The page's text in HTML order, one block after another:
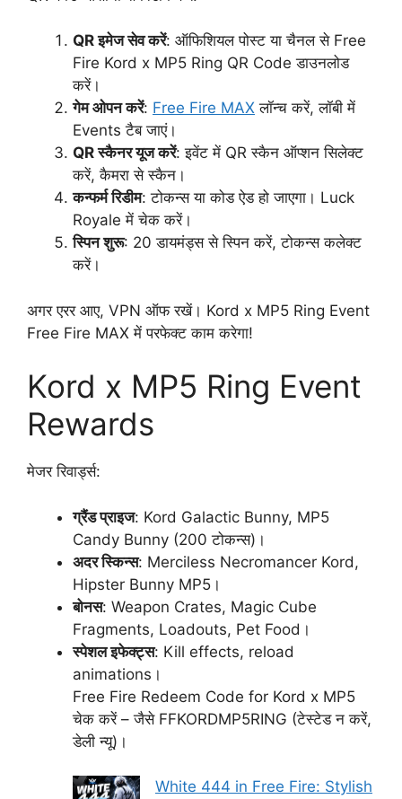
QR इमेज सेव करें: ऑफिशियल पोस्ट या चैनल से Free
Fire Kord x MP5 Ring QR Code डाउनलोड
करें।
गेम ओपन करें: Free Fire MAX लॉन्च करें, लॉबी में
Events टैब जाएं।
QR स्कैनर यूज करें: इवेंट में QR स्कैन ऑप्शन सिलेक्ट
करें, कैमरा से स्कैन।
कन्फर्म रिडीम: टोकन्स या कोड ऐड हो जाएगा। Luck
Royale में चेक करें।
स्पिन शुरू: 20 डायमंड्स से स्पिन करें, टोकन्स कलेक्ट
करें।
अगर एरर आए, VPN ऑफ रखें। Kord x MP5 Ring Event
Free Fire MAX में परफेक्ट काम करेगा!
Kord x MP5 Ring Event
Rewards
मेजर रिवार्ड्स:
ग्रैंड प्राइज: Kord Galactic Bunny, MP5
Candy Bunny (200 टोकन्स)।
अदर स्किन्स: Merciless Necromancer Kord,
Hipster Bunny MP5।
बोनस: Weapon Crates, Magic Cube
Fragments, Loadouts, Pet Food।
स्पेशल इफेक्ट्स: Kill effects, reload
animations।
Free Fire Redeem Code for Kord x MP5
चेक करें – जैसे FFKORDMP5RING (टेस्टेड न करें,
डेली न्यू)।
White 444 in Free Fire: Stylish